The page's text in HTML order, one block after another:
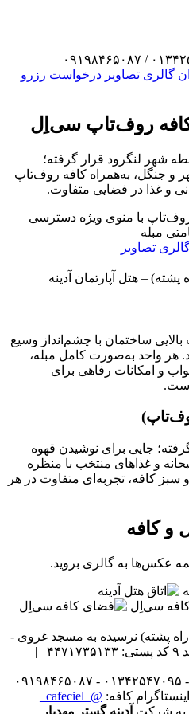
گالری تصاویر درخواست رزرو
روف‌تاپ سی‌اِل
شهر لنگرود قرار گرفته؛
و جنگل، به‌همراه کافه روف‌تاپ
و غذا در فضایی متفاوت.
با منوی ویژه دسترسی
مبله
تصاویر
پشته) – هتل آپارتمان آدینه
ساختمان با چشم‌انداز وسیع
هر واحد به‌صورت کامل مبله،
و امکانات رفاهی برای
جایی برای نوشیدن قهوه
و غذاهای منتخب با منظره
و سبز کافه، تجربه‌ای متفاوت در هر
و کافه
عکس‌ها به گالری بروید.
پشته) نرسیده به مسجد غروی -
کد پستی: ۴۴۷۱۷۳۵۱۳۳ |
اینستاگرام کافه: @_cafeciel_
به شرکت آدینه گستر مهدیار